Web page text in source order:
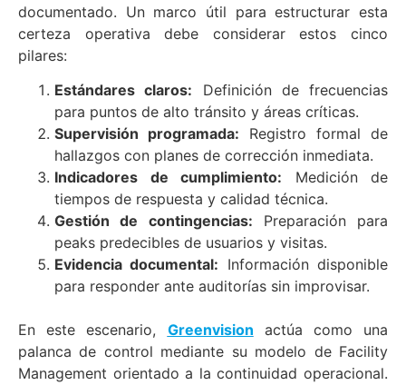
documentado. Un marco útil para estructurar esta
certeza operativa debe considerar estos cinco
pilares:
Estándares claros: Definición de frecuencias
para puntos de alto tránsito y áreas críticas.
Supervisión programada: Registro formal de
hallazgos con planes de corrección inmediata.
Indicadores de cumplimiento: Medición de
tiempos de respuesta y calidad técnica.
Gestión de contingencias: Preparación para
peaks predecibles de usuarios y visitas.
Evidencia documental: Información disponible
para responder ante auditorías sin improvisar.
En este escenario, Greenvision actúa como una
palanca de control mediante su modelo de Facility
Management orientado a la continuidad operacional.